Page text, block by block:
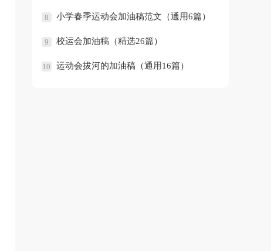
8 小学春季运动会加油稿范文（通用6篇）
9 校运会加油稿（精选26篇）
10 运动会拔河的加油稿（通用16篇）